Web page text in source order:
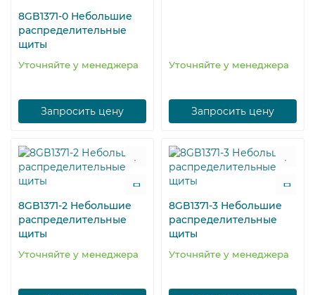
8GB1371-0 Небольшие
распределительные
щиты
Уточняйте у менеджера
Запросить цену
Уточняйте у менеджера
Запросить цену
8GB1371-2 Небольшие
распределительные
щиты
Уточняйте у менеджера
8GB1371-3 Небольшие
распределительные
щиты
Уточняйте у менеджера